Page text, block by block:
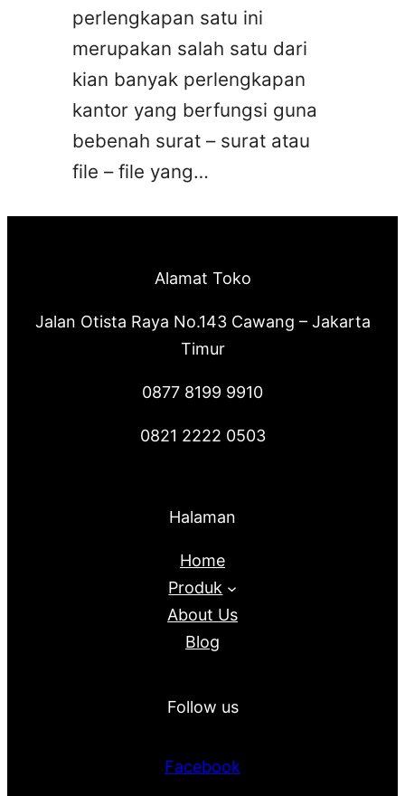
perlengkapan satu ini
merupakan salah satu dari
kian banyak perlengkapan
kantor yang berfungsi guna
bebenah surat – surat atau
file – file yang…
Alamat Toko
Jalan Otista Raya No.143 Cawang – Jakarta
Timur
0877 8199 9910
0821 2222 0503
Halaman
Home
Produk
About Us
Blog
Follow us
Facebook